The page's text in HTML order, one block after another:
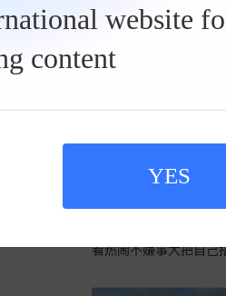
website
content
YES
欢欣的八角莲1505
看热闹不嫌事大把自己